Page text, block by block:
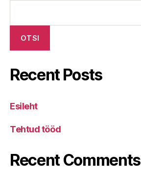
OTSI
Recent Posts
Esileht
Tehtud tööd
Recent Comments